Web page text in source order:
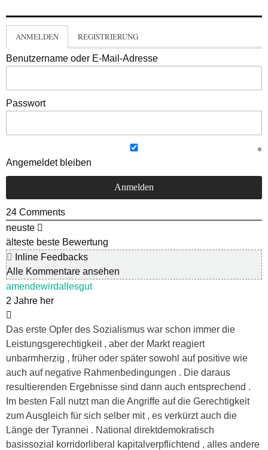
ANMELDEN REGISTRIERUNG
Benutzername oder E-Mail-Adresse
Passwort
Angemeldet bleiben
24 Comments
neuste
älteste beste Bewertung
Inline Feedbacks
Alle Kommentare ansehen
amendewirdallesgut
2 Jahre her
Das erste Opfer des Sozialismus war schon immer die
Leistungsgerechtigkeit , aber der Markt reagiert
unbarmherzig , früher oder später sowohl auf positive wie
auch auf negative Rahmenbedingungen . Die daraus
resultierenden Ergebnisse sind dann auch entsprechend .
Im besten Fall nutzt man die Angriffe auf die Gerechtigkeit
zum Ausgleich für sich selber mit , es verkürzt auch die
Länge der Tyrannei . National direktdemokratisch
basissozial korridorliberal kapitalverpflichtend , alles andere